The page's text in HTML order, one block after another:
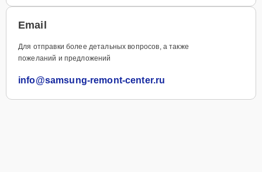
Email
Для отправки более детальных вопросов, а также
пожеланий и предложений
info@samsung-remont-center.ru